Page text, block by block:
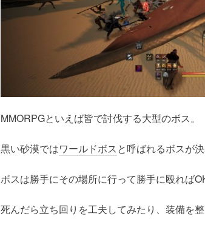
MMORPGといえば皆で討伐する大型のボス。
黒い砂漠ではワールドボスと呼ばれるボスが
ボスは勝手にその場所に行って勝手に殴れば
死んだら立ち回りを工夫してみたり、装備を